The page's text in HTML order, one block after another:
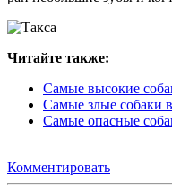
Читайте также:
Самые высокие
Самые злые собаки
Самые опасные
Комментировать